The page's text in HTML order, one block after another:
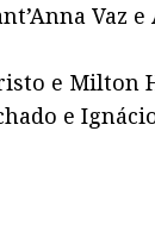
Vaz e
e Milton
e